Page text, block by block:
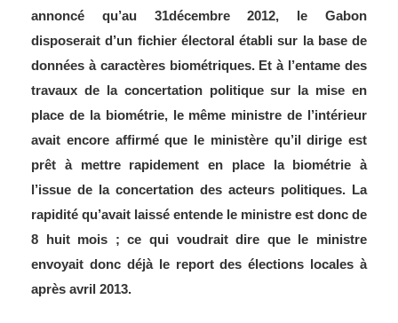
annoncé qu’au 31décembre 2012, le Gabon
disposerait d’un fichier électoral établi sur la base de
données à caractères biométriques. Et à l’entame des
travaux de la concertation politique sur la mise en
place de la biométrie, le même ministre de l’intérieur
avait encore affirmé que le ministère qu’il dirige est
prêt à mettre rapidement en place la biométrie à
l’issue de la concertation des acteurs politiques. La
rapidité qu’avait laissé entende le ministre est donc de
8 huit mois ; ce qui voudrait dire que le ministre
envoyait donc déjà le report des élections locales à
après avril 2013.